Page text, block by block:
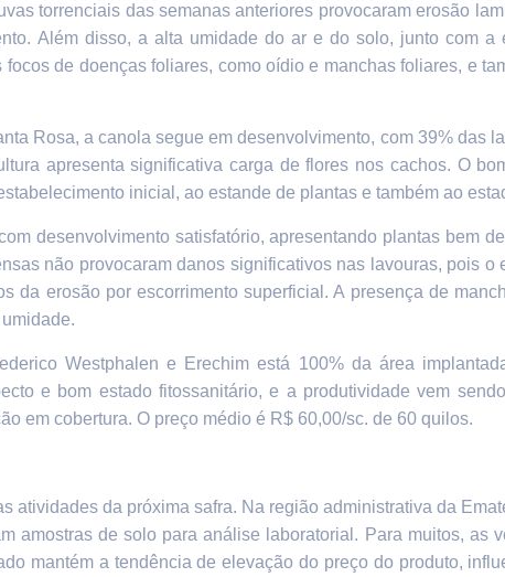
torrenciais das semanas anteriores provocaram erosão
Além disso, a alta umidade do ar e do solo, junto com
de doenças foliares, como oídio e manchas foliares, e
Rosa, a canola segue em desenvolvimento, com 39% das
apresenta significativa carga de flores nos cachos. O
inicial, ao estande de plantas e também ao
desenvolvimento satisfatório, apresentando plantas bem
não provocaram danos significativos nas lavouras, pois
da erosão por escorrimento superficial. A presença de
Westphalen e Erechim está 100% da área
e bom estado fitossanitário, e a produtividade vem
em cobertura. O preço médio é R$ 60,00/sc. de 60 quilos.
atividades da próxima safra. Na região administrativa da
amostras de solo para análise laboratorial. Para muitos, as
mantém a tendência de elevação do preço do produto,